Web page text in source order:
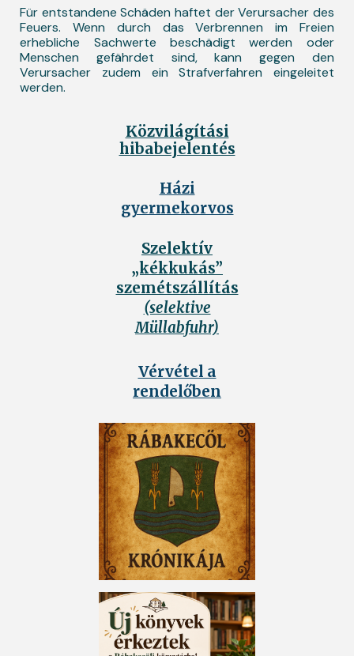
Für entstandene Schäden haftet der Verursacher des
Feuers. Wenn durch das Verbrennen im Freien
erhebliche Sachwerte beschädigt werden oder
Menschen gefährdet sind, kann gegen den
Verursacher zudem ein Strafverfahren eingeleitet
werden.
Közvilágítási
hibabejelentés
Házi
gyermekorvos
Szelektív
„kékkukás”
szemétszállítás
(selektive
Müllabfuhr)
Vérvétel a
rendelőben